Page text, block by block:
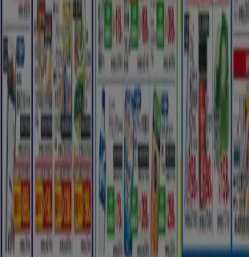
ブランド
地元ブランド
割引情報
近くのお店
製品紹介
地元産品
都市
Tiendeoアプリ